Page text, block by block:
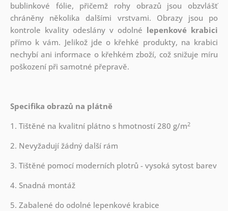
bublinkové fólie, přičemž rohy obrazů jsou obzvlášť
chráněny několika dalšími vrstvami. Obrazy jsou po
kontrole kvality odeslány v odolné lepenkové krabici
přímo k vám. Jelikož jde o křehké produkty, na krabici
nechybí ani informace o křehkém zboží, což snižuje míru
poškození při samotné přepravě.
Specifika obrazů na plátně
1. Tištěné na kvalitní plátno s hmotností 280 g/m2
2. Nevyžadují žádný další rám
3. Tištěné pomocí moderních plotrů - vysoká sytost barev
4. Snadná montáž
5. Zabalené do odolné lepenkové krabice